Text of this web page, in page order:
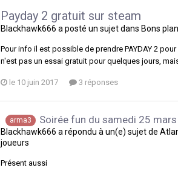
Payday 2 gratuit sur steam
Blackhawk666 a posté un sujet dans Bons
Pour info il est possible de prendre PAYDAY 2
n'est pas un essai gratuit pour quelques jours,
le 10 juin 2017 3 réponses
arma3 Soirée fun du samedi 25 mars
Blackhawk666 a répondu à un(e) sujet de
joueurs
Présent aussi